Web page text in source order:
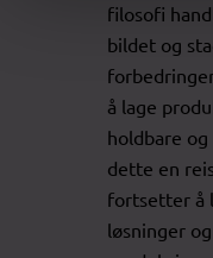
filosofi
bildet og
å lage
holdbare
dette en
fortsetter å
løsninger